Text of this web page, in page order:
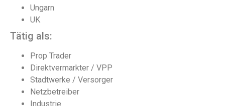
Ungarn
UK
Tätig als:
Prop Trader
Direktvermarkter / VPP
Stadtwerke / Versorger
Netzbetreiber
Industrie